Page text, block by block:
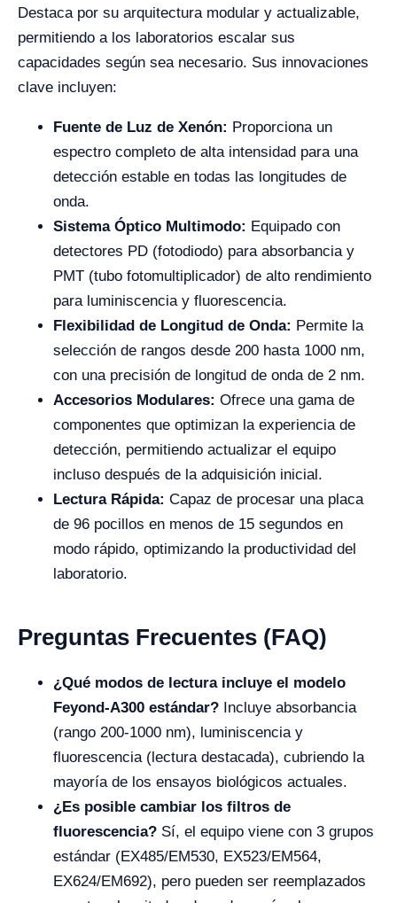
Destaca por su arquitectura modular y actualizable,
permitiendo a los laboratorios escalar sus
capacidades según sea necesario. Sus innovaciones
clave incluyen:
Fuente de Luz de Xenón: Proporciona un
espectro completo de alta intensidad para una
detección estable en todas las longitudes de
onda.
Sistema Óptico Multimodo: Equipado con
detectores PD (fotodiodo) para absorbancia y
PMT (tubo fotomultiplicador) de alto rendimiento
para luminiscencia y fluorescencia.
Flexibilidad de Longitud de Onda: Permite la
selección de rangos desde 200 hasta 1000 nm,
con una precisión de longitud de onda de 2 nm.
Accesorios Modulares: Ofrece una gama de
componentes que optimizan la experiencia de
detección, permitiendo actualizar el equipo
incluso después de la adquisición inicial.
Lectura Rápida: Capaz de procesar una placa
de 96 pocillos en menos de 15 segundos en
modo rápido, optimizando la productividad del
laboratorio.
Preguntas Frecuentes (FAQ)
¿Qué modos de lectura incluye el modelo
Feyond-A300 estándar? Incluye absorbancia
(rango 200-1000 nm), luminiscencia y
fluorescencia (lectura destacada), cubriendo la
mayoría de los ensayos biológicos actuales.
¿Es posible cambiar los filtros de
fluorescencia? Sí, el equipo viene con 3 grupos
estándar (EX485/EM530, EX523/EM564,
EX624/EM692), pero pueden ser reemplazados